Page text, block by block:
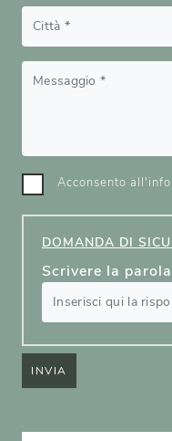
Acconsento
DOMANDA DI
Scrivere la
INVIA